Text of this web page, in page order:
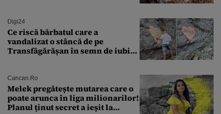
Digi24
Ce riscă bărbatul care a
vandalizat o stâncă de pe
Transfăgărășan în semn de iubire
Cancan.ro
Melek pregătește mutarea care o
poate arunca în liga milionarilor!
Planul ținut secret a ieșit la